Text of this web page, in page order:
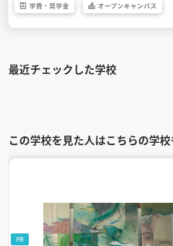
学費・ 奨学金 オープンキャンパス
最近チェックした学校
この学校を見た人はこちらの学
PR